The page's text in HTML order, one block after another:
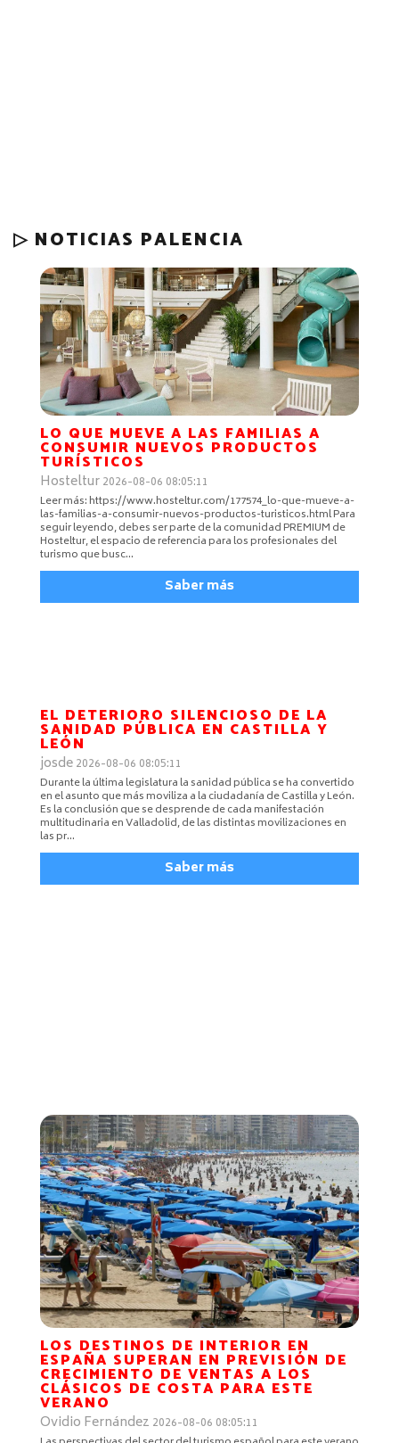
▷ NOTICIAS PALENCIA
LO QUE MUEVE A LAS FAMILIAS A
CONSUMIR NUEVOS PRODUCTOS
TURÍSTICOS
Hosteltur2026-08-06 08:05:11
Leer más: https://www.hosteltur.com/177574_lo-que-mueve-a-
las-familias-a-consumir-nuevos-productos-turisticos.html Para
seguir leyendo, debes ser parte de la comunidad PREMIUM de
Hosteltur, el espacio de referencia para los profesionales del
turismo que busc…
Saber más
EL DETERIORO SILENCIOSO DE LA
SANIDAD PÚBLICA EN CASTILLA Y
LEÓN
josde2026-08-06 08:05:11
Durante la última legislatura la sanidad pública se ha convertido
en el asunto que más moviliza a la ciudadanía de Castilla y León.
Es la conclusión que se desprende de cada manifestación
multitudinaria en Valladolid, de las distintas movilizaciones en
las pr…
Saber más
LOS DESTINOS DE INTERIOR EN
ESPAÑA SUPERAN EN PREVISIÓN DE
CRECIMIENTO DE VENTAS A LOS
CLÁSICOS DE COSTA PARA ESTE
VERANO
Ovidio Fernández 2026-08-06 08:05:11